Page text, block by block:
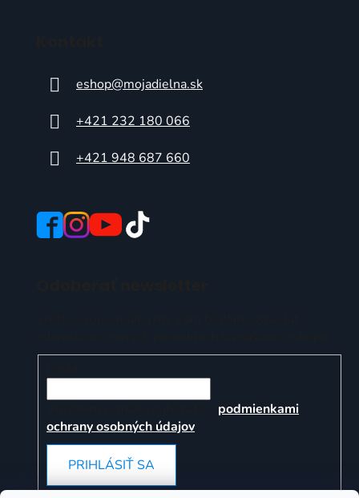
eshop@mojadielna.sk
+421 232 180 066
+421 948 687 660
podmienkami
ochrany osobných údajov
PRIHLÁSIŤ SA